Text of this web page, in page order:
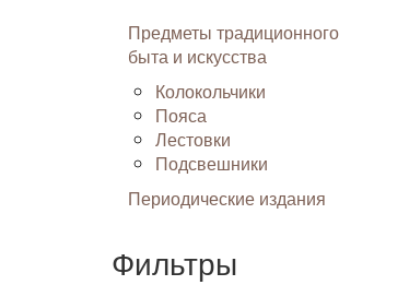
Предметы традиционного
быта и искусства
Колокольчики
Пояса
Лестовки
Подсвешники
Периодические издания
Фильтры